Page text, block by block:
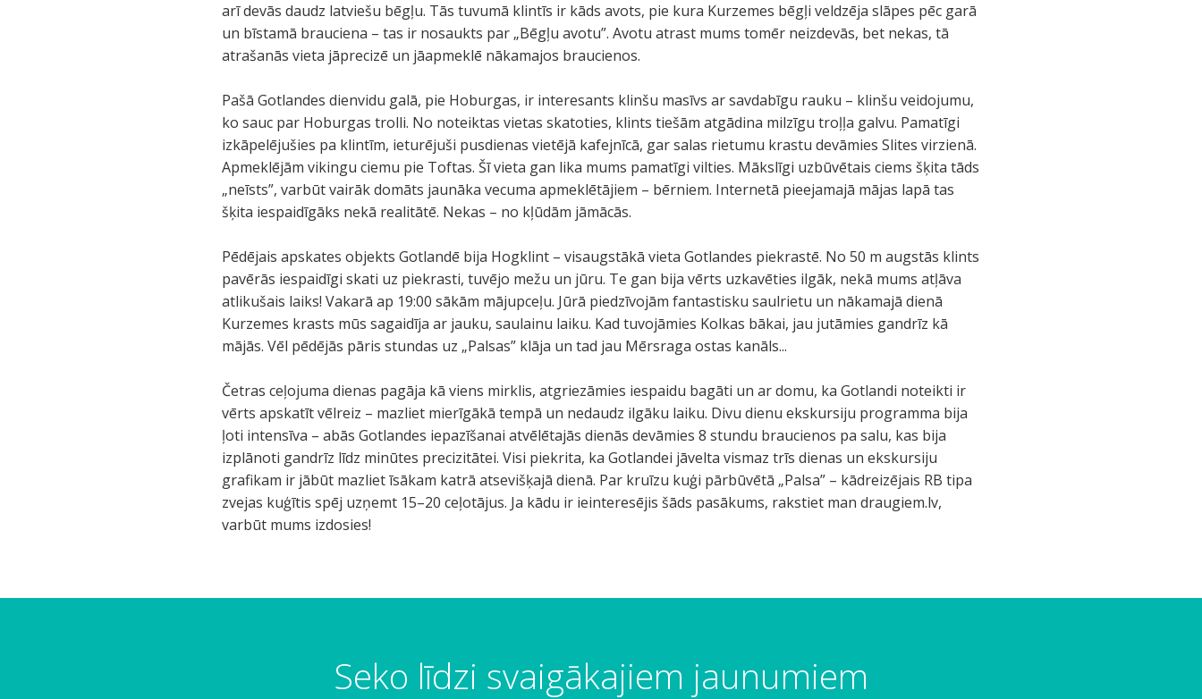
arī devās daudz latviešu bēgļu. Tās tuvumā klintīs ir kāds avots, pie kura Kurzemes bēgļi veldzēja slāpes pēc garā
un bīstamā brauciena – tas ir nosaukts par „Bēgļu avotu”. Avotu atrast mums tomēr neizdevās, bet nekas, tā
atrašanās vieta jāprecizē un jāapmeklē nākamajos braucienos.
Pašā Gotlandes dienvidu galā, pie Hoburgas, ir interesants klinšu masīvs ar savdabīgu rauku – klinšu veidojumu,
ko sauc par Hoburgas trolli. No noteiktas vietas skatoties, klints tiešām atgādina milzīgu troļļa galvu. Pamatīgi
izkāpelējušies pa klintīm, ieturējuši pusdienas vietējā kafejnīcā, gar salas rietumu krastu devāmies Slites virzienā.
Apmeklējām vikingu ciemu pie Toftas. Šī vieta gan lika mums pamatīgi vilties. Mākslīgi uzbūvētais ciems šķita tāds
„neīsts”, varbūt vairāk domāts jaunāka vecuma apmeklētājiem – bērniem. Internetā pieejamajā mājas lapā tas
šķita iespaidīgāks nekā realitātē. Nekas – no kļūdām jāmācās.
Pēdējais apskates objekts Gotlandē bija Hogklint – visaugstākā vieta Gotlandes piekrastē. No 50 m augstās klints
pavērās iespaidīgi skati uz piekrasti, tuvējo mežu un jūru. Te gan bija vērts uzkavēties ilgāk, nekā mums atļāva
atlikušais laiks! Vakarā ap 19:00 sākām mājupceļu. Jūrā piedzīvojām fantastisku saulrietu un nākamajā dienā
Kurzemes krasts mūs sagaidīja ar jauku, saulainu laiku. Kad tuvojāmies Kolkas bākai, jau jutāmies gandrīz kā
mājās. Vēl pēdējās pāris stundas uz „Palsas” klāja un tad jau Mērsraga ostas kanāls...
Četras ceļojuma dienas pagāja kā viens mirklis, atgriezāmies iespaidu bagāti un ar domu, ka Gotlandi noteikti ir
vērts apskatīt vēlreiz – mazliet mierīgākā tempā un nedaudz ilgāku laiku. Divu dienu ekskursiju programma bija
ļoti intensīva – abās Gotlandes iepazīšanai atvēlētajās dienās devāmies 8 stundu braucienos pa salu, kas bija
izplānoti gandrīz līdz minūtes precizitātei. Visi piekrita, ka Gotlandei jāvelta vismaz trīs dienas un ekskursiju
grafikam ir jābūt mazliet īsākam katrā atsevišķajā dienā. Par kruīzu kuģi pārbūvētā „Palsa” – kādreizējais RB tipa
zvejas kuģītis spēj uzņemt 15–20 ceļotājus. Ja kādu ir ieinteresējis šāds pasākums, rakstiet man draugiem.lv,
varbūt mums izdosies!
Seko līdzi svaigākajiem jaunumiem